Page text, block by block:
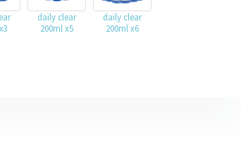
daily clear
200ml x5
daily clear
200ml x6